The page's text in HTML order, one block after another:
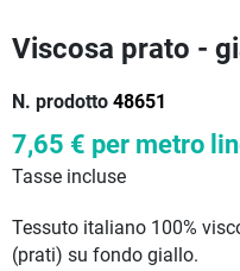
Viscosa prato -
N. prodotto 48651
7,65 € per metro
Tasse incluse
Tessuto italiano 100%
(prati) su fondo giallo.